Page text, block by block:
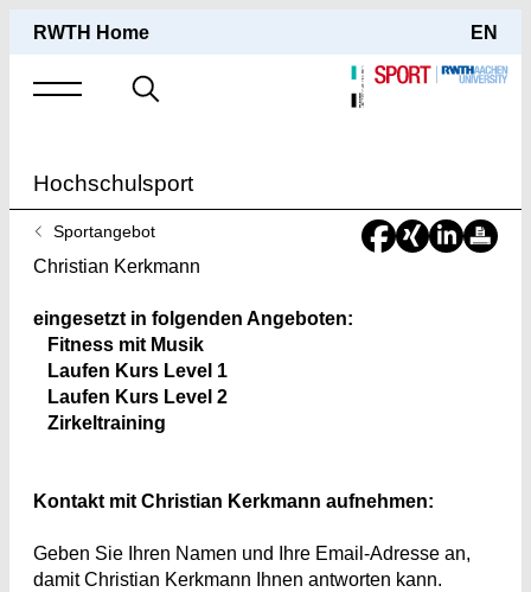
RWTH Home EN
Suche
Hochschulsport
Sie
sind
hier:
Sportangebot
Christian Kerkmann
eingesetzt in folgenden Angeboten:
Fitness mit Musik
Laufen Kurs Level 1
Laufen Kurs Level 2
Zirkeltraining
Kontakt mit Christian Kerkmann aufnehmen:
Geben Sie Ihren Namen und Ihre Email-Adresse an,
damit Christian Kerkmann Ihnen antworten kann.